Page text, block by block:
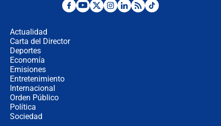
Estratega de Abelardo de la Espriella
Actualidad
Carta del Director
Deportes
Economía
Emisiones
Entretenimiento
Internacional
Orden Público
Política
Sociedad